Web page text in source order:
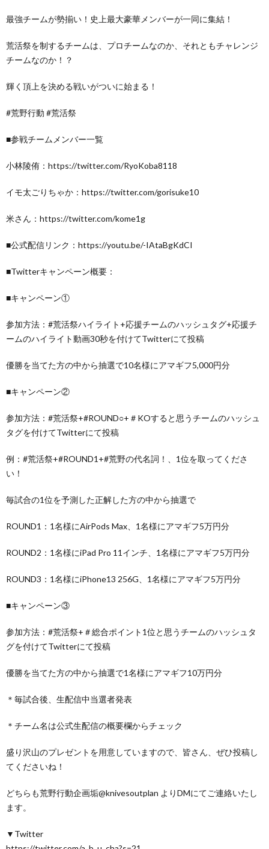
最強チームが勢揃い！史上最大豪華メンバーが一同に集結！
荒活祭を制するチームは、プロチームなのか、それともチャレンジ
チームなのか！？
輝く頂上を決める戦いがついに始まる！
#荒野行動 #荒活祭
■参戦チームメンバー一覧
小林陵侑：https://twitter.com/RyoKoba8118
イモ太ごりちゃか：https://twitter.com/gorisuke10
米さん：https://twitter.com/kome1g
■公式配信リンク：https://youtu.be/-IAtaBgKdCI
■Twitterキャンペーン概要：
■キャンペーン①
参加方法：#荒活祭ハイライト+応援チームのハッシュタグ+応援チ
ームのハイライト動画30秒を付けてTwitterにて投稿
優勝を当てた方の中から抽選で10名様にアマギフ5,000円分
■キャンペーン②
参加方法：#荒活祭+#ROUND○+＃KOすると思うチームのハッシュ
タグを付けてTwitterにて投稿
例：#荒活祭+#ROUND1+#荒野の代名詞！、1位を取ってくださ
い！
毎試合の1位を予測した正解した方の中から抽選で
ROUND1：1名様にAirPods Max、1名様にアマギフ5万円分
ROUND2：1名様にiPad Pro 11インチ、1名様にアマギフ5万円分
ROUND3：1名様にiPhone13 256G、1名様にアマギフ5万円分
■キャンペーン③
参加方法：#荒活祭+＃総合ポイント1位と思うチームのハッシュタ
グを付けてTwitterにて投稿
優勝を当てた方の中から抽選で1名様にアマギフ10万円分
＊毎試合後、生配信中当選者発表
＊チーム名は公式生配信の概要欄からチェック
盛り沢山のプレゼントを用意していますので、皆さん、ぜひ投稿し
てくださいね！
どちらも荒野行動企画垢@knivesoutplan よりDMにてご連絡いたし
ます。
▼Twitter